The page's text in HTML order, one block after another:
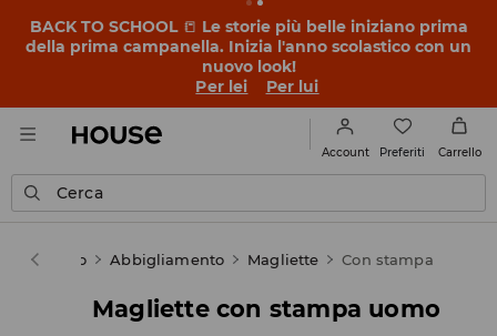
OMG, che prezzi bassi! Lasciati sorprendere – scopri i
nuovi prezzi dei SALDI FINALI ➡️
Per lei
Per lui
Account Preferiti Carrello
Cerca
Uomo Abbigliamento Magliette Con stampa
Magliette con stampa uomo